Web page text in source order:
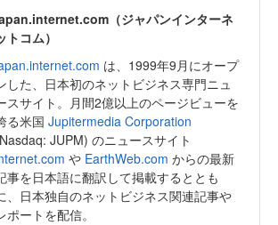
（ジャパンインターネ
トコム）
は、1999年9月にオープ
した、日本初のネットビジネス専門ニュ
スサイト。月間2億以上のページビューを
る米国 Jupitermedia Corporation
JUPM) のニュースサイト
や EarthWeb.com からの最新
事を日本語に翻訳して掲載するととも
、日本独自のネットビジネス関連記事や
ポートを配信。